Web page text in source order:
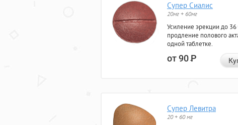
Супер Сиалис
20мг + 60мг
Усиление эрекции до 36
продление полового
одной таблетке.
от 90Р
Супер Левитра
20 + 60 мг